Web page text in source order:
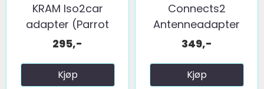
KRAM Iso2car
adapter (Parrot
CK/MKi ...
295,-
Kjøp
Connects2
Antenneadapter
(FM) 2 x fakra ...
349,-
Kjøp